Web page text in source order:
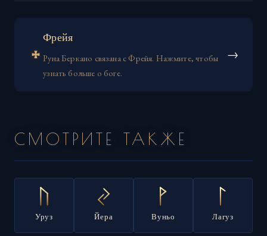
᛭
Фрейя
Руна Беркано связана с Фрейя. Нажмите, чтобы
узнать больше о боге.
→
СМОТРИТЕ ТАКЖЕ
Уруз Йера Вуньо Лагуз